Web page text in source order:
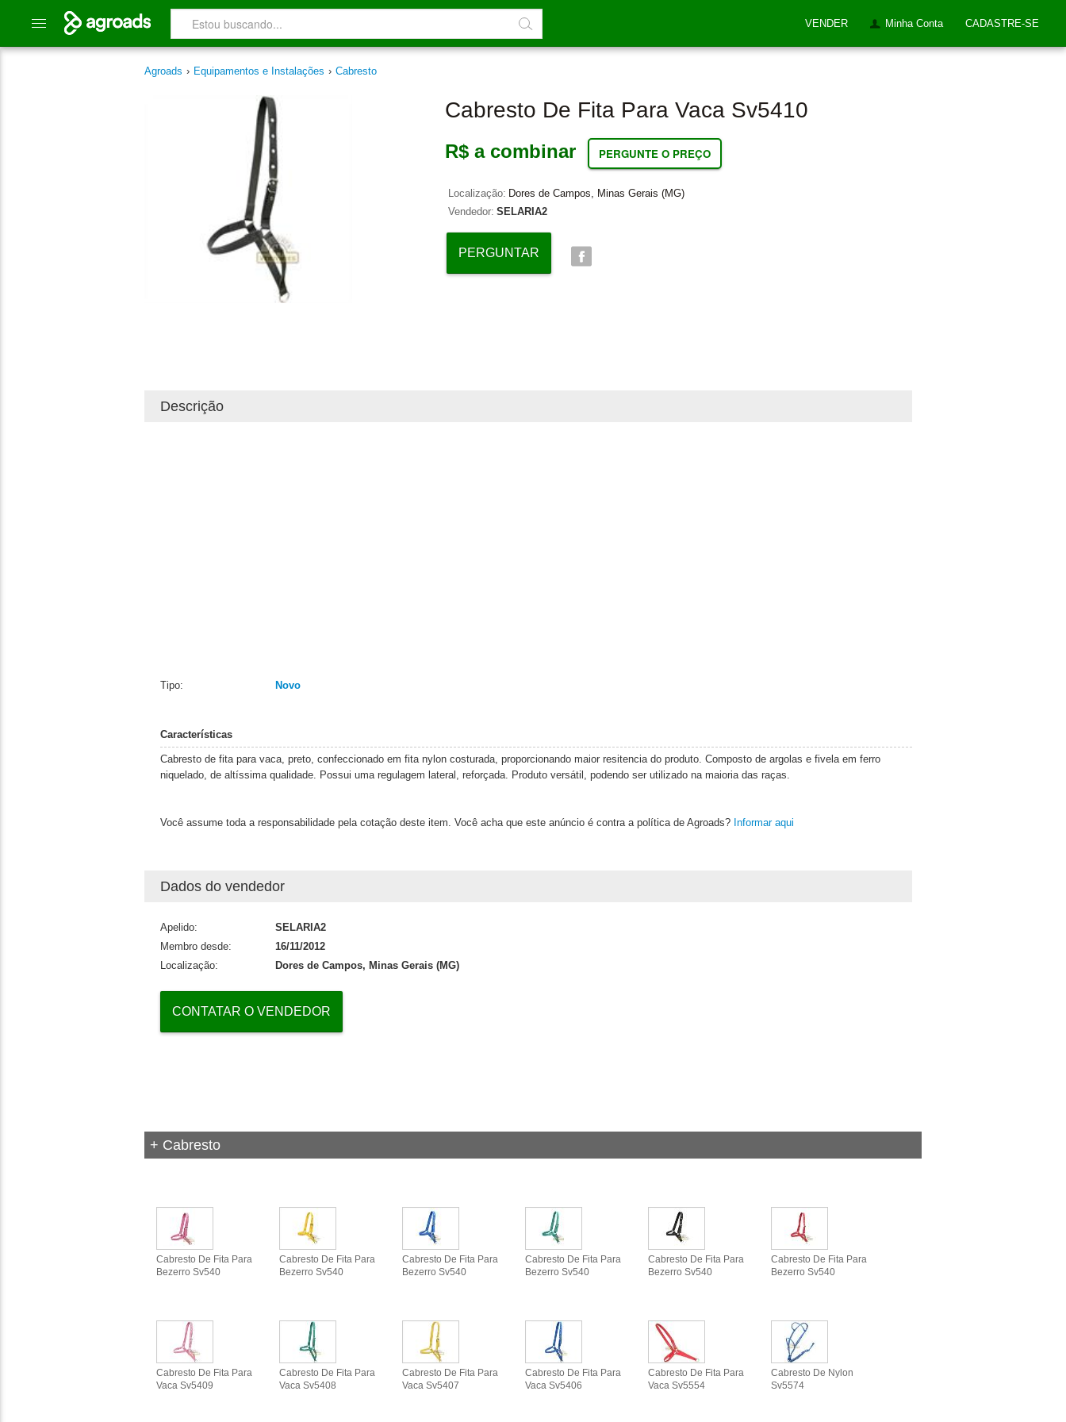
VENDER Minha Conta CADASTRE-SE
Agroads › Equipamentos e Instalações › Cabresto
Cabresto De Fita Para Vaca Sv5410
R$ a combinar PERGUNTE O PREÇO
Localização: Dores de Campos, Minas Gerais (MG)
Vendedor: SELARIA2
PERGUNTAR
Descrição
Tipo: Novo
Características
Cabresto de fita para vaca, preto, confeccionado em fita nylon costurada, proporcionando maior resitencia do produto. Composto de argolas e fivela em ferro
niquelado, de altíssima qualidade. Possui uma regulagem lateral, reforçada. Produto versátil, podendo ser utilizado na maioria das raças.
Você assume toda a responsabilidade pela cotação deste item. Você acha que este anúncio é contra a política de Agroads? Informar aqui
Dados do vendedor
Apelido:
SELARIA2
Membro desde:
16/11/2012
Localização:
Dores de Campos, Minas Gerais (MG)
CONTATAR O VENDEDOR
+ Cabresto
Cabresto De Fita Para
Bezerro Sv540
Cabresto De Fita Para
Bezerro Sv540
Cabresto De Fita Para
Bezerro Sv540
Cabresto De Fita Para
Bezerro Sv540
Cabresto De Fita Para
Bezerro Sv540
Cabresto De Fita Para
Bezerro Sv540
Cabresto De Fita Para
Vaca Sv5409
Cabresto De Fita Para
Vaca Sv5408
Cabresto De Fita Para
Vaca Sv5407
Cabresto De Fita Para
Vaca Sv5406
Cabresto De Fita Para
Vaca Sv5554
Cabresto De Nylon
Sv5574